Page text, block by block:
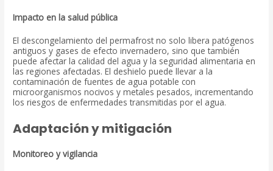
Impacto en la salud pública
El descongelamiento del permafrost no solo libera patógenos
antiguos y gases de efecto invernadero, sino que también
puede afectar la calidad del agua y la seguridad alimentaria en
las regiones afectadas. El deshielo puede llevar a la
contaminación de fuentes de agua potable con
microorganismos nocivos y metales pesados, incrementando
los riesgos de enfermedades transmitidas por el agua.
Adaptación y mitigación
Monitoreo y vigilancia